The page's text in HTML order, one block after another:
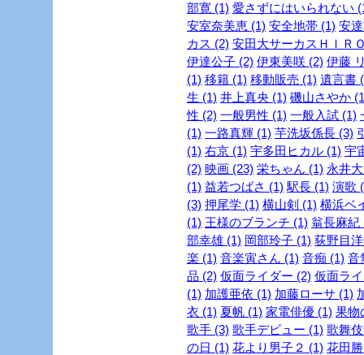
部寛 (1) 愛さずにはいられない
安室奈美恵 (1) 安全地帯 (1) 安
カス (2) 安田大サーカスＨＩＲ
伊達公子 (2) 伊東美咲 (2) 伊藤
(1) 移籍 (1) 移動販売 (1) 遺言書
生 (1) 井上真央 (1) 磯山さやか
性 (2) 一般男性 (1) 一般入試 (1)
(1) 一路真輝 (1) 芋洗坂係長 (3)
(1) 右京 (1) 宇多田ヒカル (1) 宇
(2) 映画 (23) 栄ちゃん (1) 永井
(1) 益若つばさ (1) 駅長 (1) 演歌
(3) 押尾学 (1) 横山剣 (1) 横浜ベ
(1) 王様のブランチ (1) 翁長麻紀
部幸雄 (1) 岡部玲子 (1) 荻野目
楽 (1) 音楽寅さん (1) 音痴 (1) 音
品 (2) 仮面ライダー (2) 仮面ラ
(1) 加護亜依 (1) 加藤ローサ (1)
衣 (1) 夏帆 (1) 家電俳優 (1) 果物
歌手 (3) 歌手デビュー (1) 歌舞
の日 (1) 花より男子２ (1) 花田